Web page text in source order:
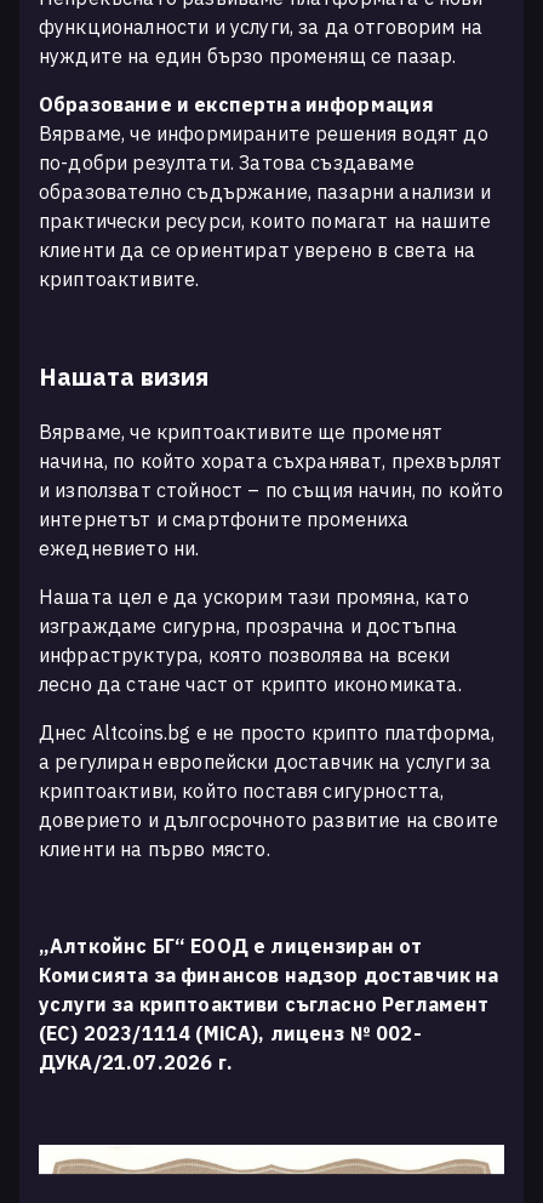
функционалности и услуги, за да отговорим на
нуждите на един бързо променящ се пазар.
Образование и експертна информация
Вярваме, че информираните решения водят до
по-добри резултати. Затова създаваме
образователно съдържание, пазарни анализи и
практически ресурси, които помагат на нашите
клиенти да се ориентират уверено в света на
криптоактивите.
Нашата визия
Вярваме, че криптоактивите ще променят
начина, по който хората съхраняват, прехвърлят
и използват стойност – по същия начин, по който
интернетът и смартфоните промениха
ежедневието ни.
Нашата цел е да ускорим тази промяна, като
изграждаме сигурна, прозрачна и достъпна
инфраструктура, която позволява на всеки
лесно да стане част от крипто икономиката.
Днес Altcoins.bg е не просто крипто платформа,
а регулиран европейски доставчик на услуги за
криптоактиви, който поставя сигурността,
доверието и дългосрочното развитие на своите
клиенти на първо място.
„Алткойнс БГ“ ЕООД е лицензиран от
Комисията за финансов надзор доставчик на
услуги за криптоактиви съгласно Регламент
(ЕС) 2023/1114 (MiCA), лиценз № 002-
ДУКА/21.07.2026 г.